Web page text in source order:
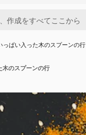
っぱい入った木のスプーンの行
木のスプーンの行